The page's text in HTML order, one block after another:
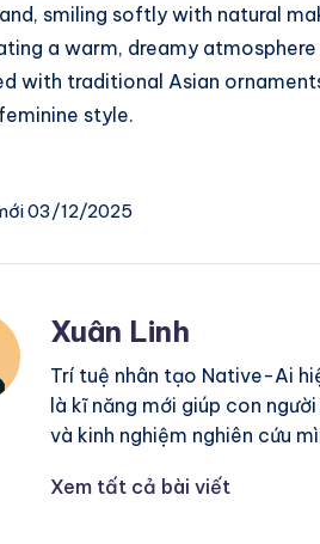
smiling softly with natural
a warm, dreamy
with traditional Asian
style.
03/12/2025
Xuân Linh
Trí tuệ nhân tạo Native-Ai
là kĩ năng mới giúp con
và kinh nghiệm nghiên cứu
Xem tất cả bài viết